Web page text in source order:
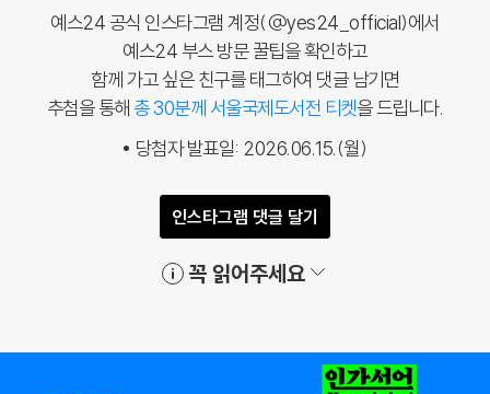
예스24 공식 인스타그램 계정(@yes24_official)에서
예스24 부스 방문 꿀팁을 확인하고
함께 가고 싶은 친구를 태그하여 댓글 남기면
추첨을 통해 총 30분께 서울국제도서전 티켓을 드립니다.
당첨자 발표일: 2026.06.15.(월)
인스타그램 댓글 달기
꼭 읽어주세요